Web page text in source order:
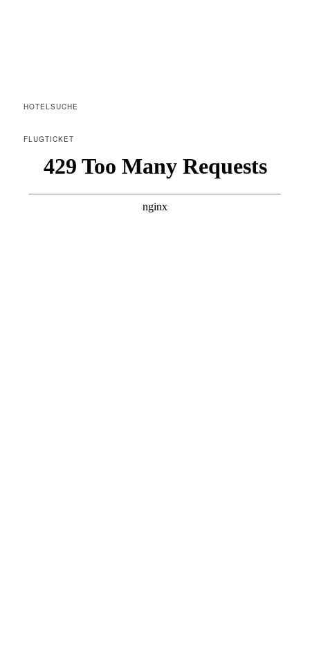
HOTELSUCHE
FLUGTICKET